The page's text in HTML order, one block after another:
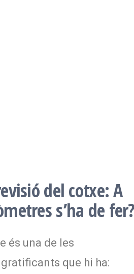
del cotxe: A
s’ha de
és una de les
que hi ha: